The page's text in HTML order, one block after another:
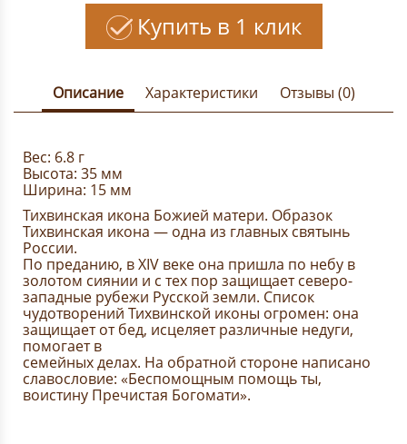
Купить в 1 клик
Описание Характеристики Отзывы (0)
Вес: 6.8 г
Высота: 35 мм
Ширина: 15 мм
Тихвинская икона Божией матери. Образок
Тихвинская икона — одна из главных святынь
России.
По преданию, в XIV веке она пришла по небу в
золотом сиянии и с тех пор защищает северо-
западные рубежи Русской земли. Список
чудотворений Тихвинской иконы огромен: она
защищает от бед, исцеляет различные недуги,
помогает в
семейных делах. На обратной стороне написано
славословие: «Беспомощным помощь ты,
воистину Пречистая Богомати».